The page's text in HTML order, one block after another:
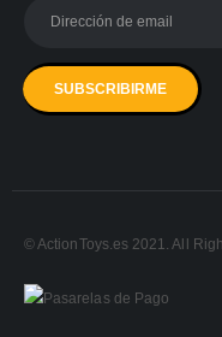
© ActionToys.es 2021. All